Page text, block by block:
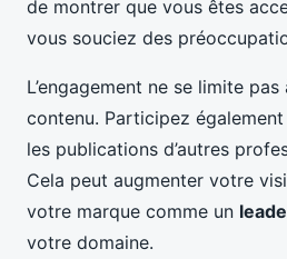
de montrer que vous êtes
vous souciez des
L’engagement ne se limite
contenu. Participez
les publications d’autres
Cela peut augmenter votre
votre marque comme un
votre domaine.